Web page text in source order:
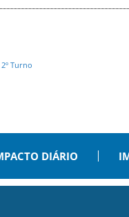
Turno
DIÁRIO